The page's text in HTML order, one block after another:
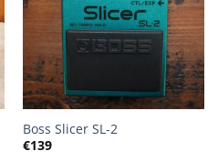
Boss Slicer SL-2
€139